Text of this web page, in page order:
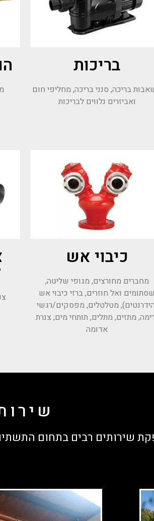
בריכות
בריכה, סנני בריכה, מחליפי חום
ואביזרים נלווים לבריכות
כיבוי אש
מחברים מחורצים, מגופי שליטה,
שסתומים ואל חוזרים, ברזי כיבוי אש
מטלטלים, מפסקים/רגשי
מתזים, מתלים, תותחי מים, צנרת
אדומה
שירותים רבים בתחום